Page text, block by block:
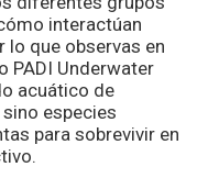
interactúan
lo que observas en
PADI Underwater
acuático de
sino especies
para sobrevivir en